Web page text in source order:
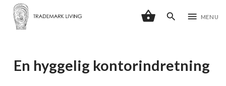
shopping_basket search menu MENU
En hyggelig kontorindretning